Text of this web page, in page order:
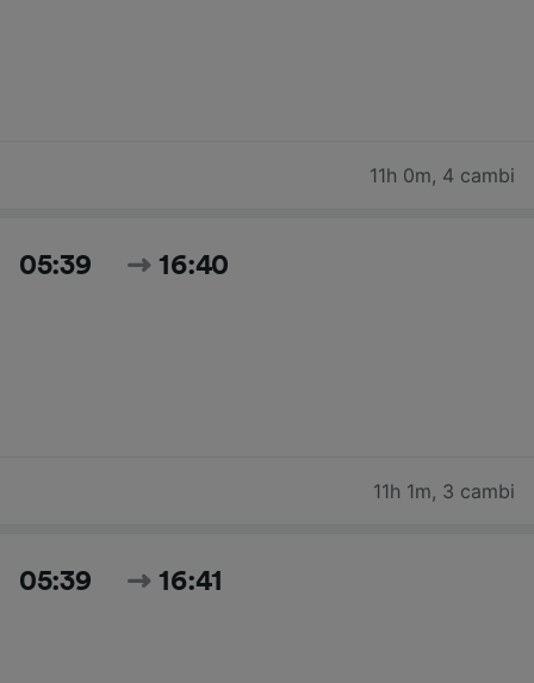
11h 0m, 4 cambi
05:39 16:40
11h 1m, 3 cambi
05:39 16:41